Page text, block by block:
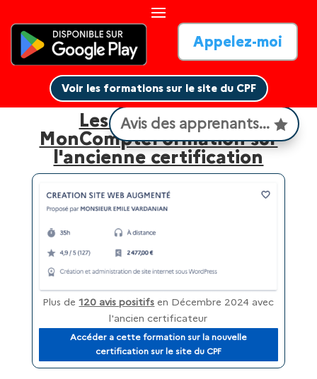
Avis des apprenants...
Appelez-moi
Voir les formations sur le site du CPF
Voir les formations sur le site du CPF
Les avis sur le site
MonCompteFormation sur
l'ancienne certification
Plus de120 avis positifs en Décembre 2024 avec
l'ancien certificateur
Accéder a cette formation sur la nouvelle
certification sur le site du CPF